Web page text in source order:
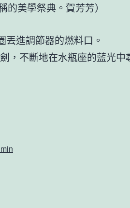
美學祭典。賀芳芳）
丟進調節器的燃料口。
，不斷地在水瓶座的藍光中